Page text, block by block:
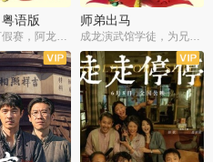
语版
师兄被迫打假赛，阿龙追查斗黑帮
师弟出马
成龙演武馆学徒，为兄搏命战黑道